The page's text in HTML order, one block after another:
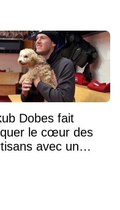
Dobes fait
le cœur des
avec un